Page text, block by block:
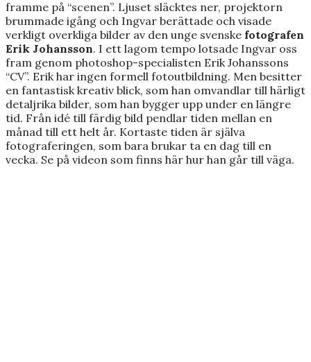
framme på “scenen”. Ljuset släcktes ner, projektorn
brummade igång och Ingvar berättade och visade
verkligt overkliga bilder av den unge svenske fotografen
Erik Johansson. I ett lagom tempo lotsade Ingvar oss
fram genom photoshop-specialisten Erik Johanssons
“CV”. Erik har ingen formell fotoutbildning. Men besitter
en fantastisk kreativ blick, som han omvandlar till härligt
detaljrika bilder, som han bygger upp under en längre
tid. Från idé till färdig bild pendlar tiden mellan en
månad till ett helt år. Kortaste tiden är själva
fotograferingen, som bara brukar ta en dag till en
vecka. Se på videon som finns här hur han går till väga.